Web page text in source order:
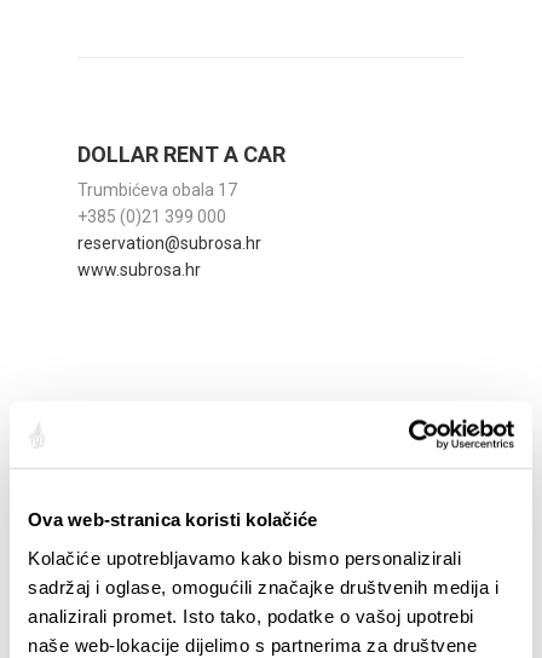
Ova web-stranica koristi kolačiće
Kolačiće upotrebljavamo kako bismo personalizirali
sadržaj i oglase, omogućili značajke društvenih medija i
analizirali promet. Isto tako, podatke o vašoj upotrebi
naše web-lokacije dijelimo s partnerima za društvene
DOLLAR RENT A CAR
Trumbićeva obala 17
+385 (0)21 399 000
reservation@subrosa.hr
www.subrosa.hr
ENTERPRISE RENT A CAR